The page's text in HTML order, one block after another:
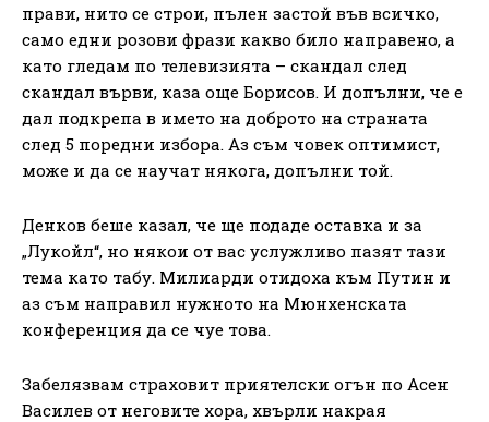
прави, нито се строи, пълен застой във всичко,
само едни розови фрази какво било направено, а
като гледам по телевизията – скандал след
скандал върви, каза още Борисов. И допълни, че е
дал подкрепа в името на доброто на страната
след 5 поредни избора. Аз съм човек оптимист,
може и да се научат някога, допълни той.
Денков беше казал, че ще подаде оставка и за
„Лукойл“, но някои от вас услужливо пазят тази
тема като табу. Милиарди отидоха към Путин и
аз съм направил нужното на Мюнхенската
конференция да се чуе това.
Забелязвам страховит приятелски огън по Асен
Василев от неговите хора, хвърли накрая